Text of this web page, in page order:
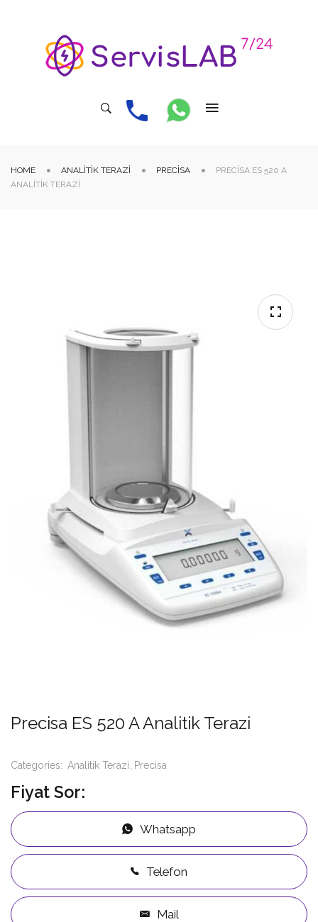
HOME ANALITIK TERAZI PRECISA
PRECISA ES 520 A
ANALITIK TERAZI
Precisa ES 520 A Analitik Terazi
Categories: Analitik Terazi Precisa
Fiyat Sor:
Whatsapp
Telefon
Mail